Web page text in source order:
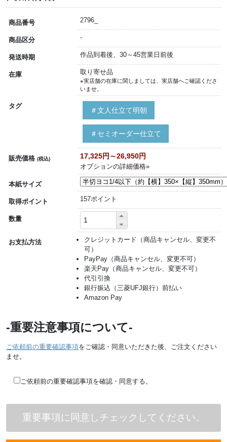
商品番号 2796_
商品区分 -
発送時期 作品到着後、30～45営業日前後
在庫 取り寄せ品
※実店舗の在庫に関しましては、実店舗へご確認くださ
いませ。
タグ
＃文人仕立て明朝
＃セミオーダー仕立て
販売価格 (税込) 17,325円～26,950円
オプションの詳細価格»
本紙サイズ
取得ポイント 157ポイント
数量
お支払方法
クレジットカード（商品キャンセル、変更不
可）
PayPay（商品キャンセル、変更不可）
楽天Pay（商品キャンセル、変更不可）
代引引換
銀行振込（三菱UFJ銀行）前払い
Amazon Pay
-重要注意事項について-
ご依頼前の重要確認事項をご確認・同意いただきた後、ご注文ください
ませ。
ご依頼前の重要確認事項を確認・同意する。